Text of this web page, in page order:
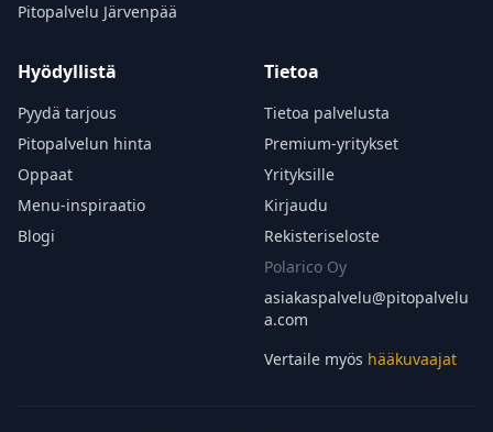
Pitopalvelu Järvenpää
Hyödyllistä
Pyydä tarjous
Pitopalvelun hinta
Oppaat
Menu-inspiraatio
Blogi
Tietoa
Tietoa palvelusta
Premium-yritykset
Yrityksille
Kirjaudu
Rekisteriseloste
Polarico Oy
asiakaspalvelu@pitopalvelu
a.com
Vertaile myös hääkuvaajat